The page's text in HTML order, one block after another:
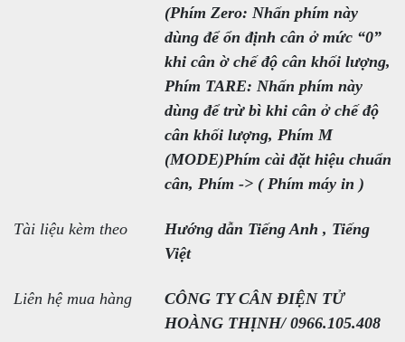
(Phím Zero: Nhấn phím này
dùng để ổn định cân ở mức “0”
khi cân ờ chế độ cân khối lượng,
Phím TARE: Nhấn phím này
dùng để trừ bì khi cân ở chế độ
cân khối lượng, Phím M
(MODE)Phím cài đặt hiệu chuẩn
cân, Phím -> ( Phím máy in )
Tài liệu kèm theo
Hướng dẫn Tiếng Anh , Tiếng
Việt
Liên hệ mua hàng
CÔNG TY CÂN ĐIỆN TỬ
HOÀNG THỊNH/ 0966.105.408